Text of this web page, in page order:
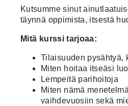
Kutsumme sinut
täynnä oppimista, itsestä
Mitä kurssi tarjoaa:
Tilaisuuden pysähtyä,
Miten hoitaa itseäsi
Lempeitä parihoitoja
Miten nämä
vaihdevuosiin sekä